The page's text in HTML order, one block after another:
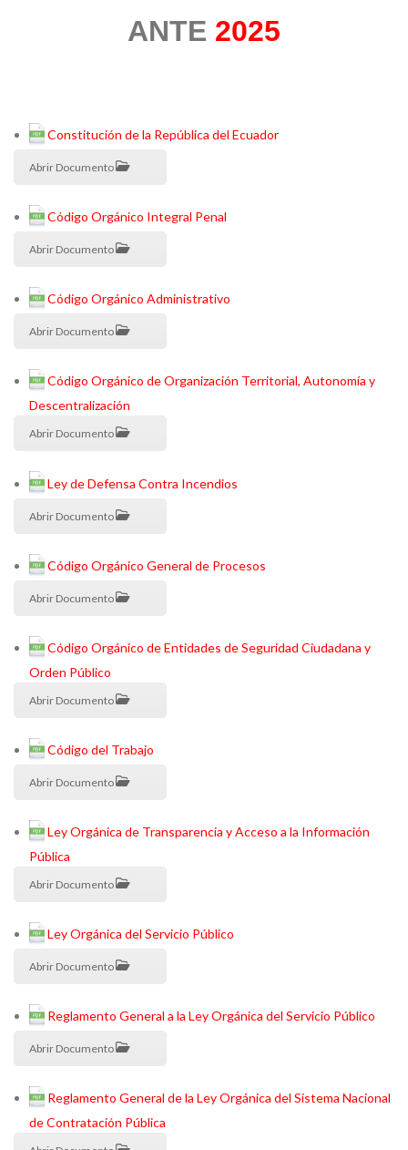
ANTE 2025
Constitución de la República del Ecuador
Abrir Documento
Código Orgánico Integral Penal
Abrir Documento
Código Orgánico Administrativo
Abrir Documento
Código Orgánico de Organización Territorial, Autonomía y
Descentralización
Abrir Documento
Ley de Defensa Contra Incendios
Abrir Documento
Código Orgánico General de Procesos
Abrir Documento
Código Orgánico de Entidades de Seguridad Ciudadana y
Orden Público
Abrir Documento
Código del Trabajo
Abrir Documento
Ley Orgánica de Transparencia y Acceso a la Información
Pública
Abrir Documento
Ley Orgánica del Servicio Público
Abrir Documento
Reglamento General a la Ley Orgánica del Servicio Público
Abrir Documento
Reglamento General de la Ley Orgánica del Sistema Nacional
de Contratación Pública